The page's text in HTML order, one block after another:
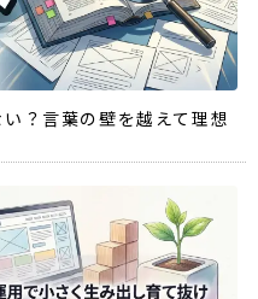
？言葉の壁を越えて理想